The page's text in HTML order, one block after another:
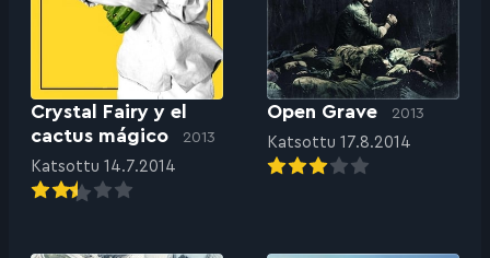
Crystal Fairy y el
cactus mágico
2013
Katsottu 14.7.2014
Open Grave 2013
Katsottu 17.8.2014